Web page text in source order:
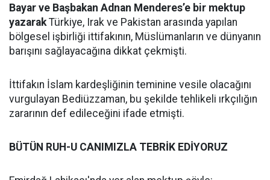
Bayar ve Başbakan Adnan Menderes’e bir mektup
yazarakTürkiye, Irak ve Pakistan arasında yapılan
bölgesel işbirliği ittifakının, Müslümanların ve dünyanın
barışını sağlayacağına dikkat çekmişti.
İttifakın İslam kardeşliğinin teminine vesile olacağını
vurgulayan Bediüzzaman, bu şekilde tehlikeli ırkçılığın
zararının def edileceğini ifade etmişti.
BÜTÜN RUH-U CANIMIZLA TEBRİK EDİYORUZ